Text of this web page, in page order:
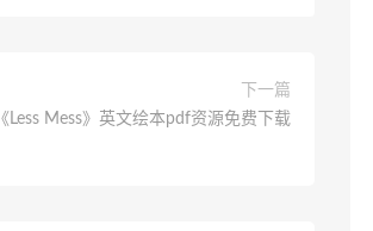
下一篇
《Less Mess》英文绘本pdf资源免费下载